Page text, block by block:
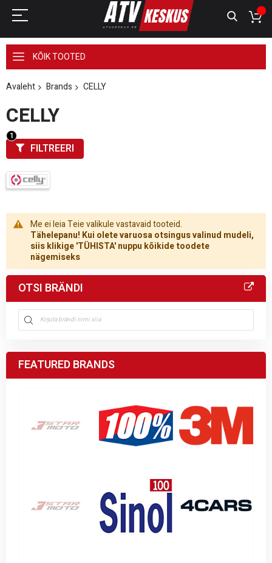
KÕIK TOOTED
Avaleht Brands CELLY
CELLY
Me ei leia Teie valikule vastavaid tooteid.
Tähelepanu! Kui olete varuosa otsingus valinud mudeli,
siis klikige 'TÜHISTA' nuppu kõikide toodete
nägemiseks
FILTREERI
OTSI BRÄNDI
FEATURED BRANDS